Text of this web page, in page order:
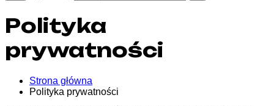
Polityka
prywatności
Strona główna
Polityka prywatności